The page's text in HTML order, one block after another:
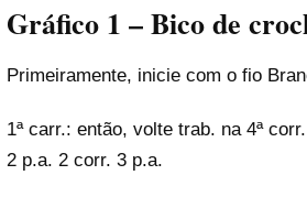
Gráfico 1 – Bico de
Primeiramente, inicie com o fio
1ª carr.: então, volte trab. na 4ª
2 p.a. 2 corr. 3 p.a.